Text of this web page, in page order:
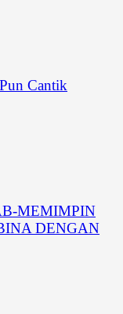
Cantik
MEMIMPIN
DENGAN